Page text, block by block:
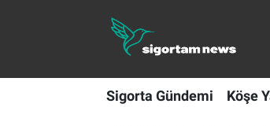
Sigorta Gündemi Köşe
Sigorta Gündemi
Köşe Yazıları